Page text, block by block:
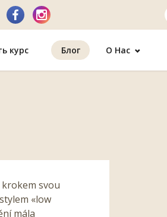
курс Блог О Нас
svou
«low
mála